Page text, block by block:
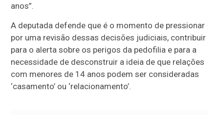
anos”.
A deputada defende que é o momento de pressionar
por uma revisão dessas decisões judiciais, contribuir
para o alerta sobre os perigos da pedofilia e para a
necessidade de desconstruir a ideia de que relações
com menores de 14 anos podem ser consideradas
‘casamento’ ou ‘relacionamento’.